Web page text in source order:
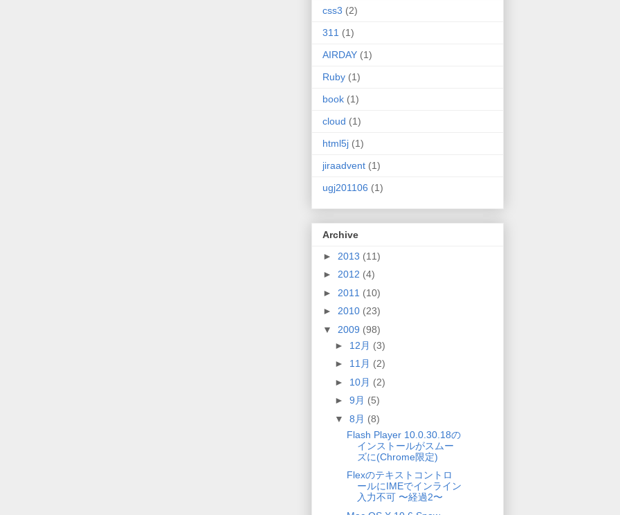
css3 (2)
311 (1)
AIRDAY (1)
Ruby (1)
book (1)
cloud (1)
html5j (1)
jiraadvent (1)
ugj201106 (1)
Archive
► 2013 (11)
► 2012 (4)
► 2011 (10)
► 2010 (23)
▼ 2009 (98)
► 12月 (3)
► 11月 (2)
► 10月 (2)
► 9月 (5)
▼ 8月 (8)
Flash Player 10.0.30.18の
インストールがスムー
ズに(Chrome限定)
Flexのテキストコントロ
ールにIMEでインライン
入力不可 〜経過2〜